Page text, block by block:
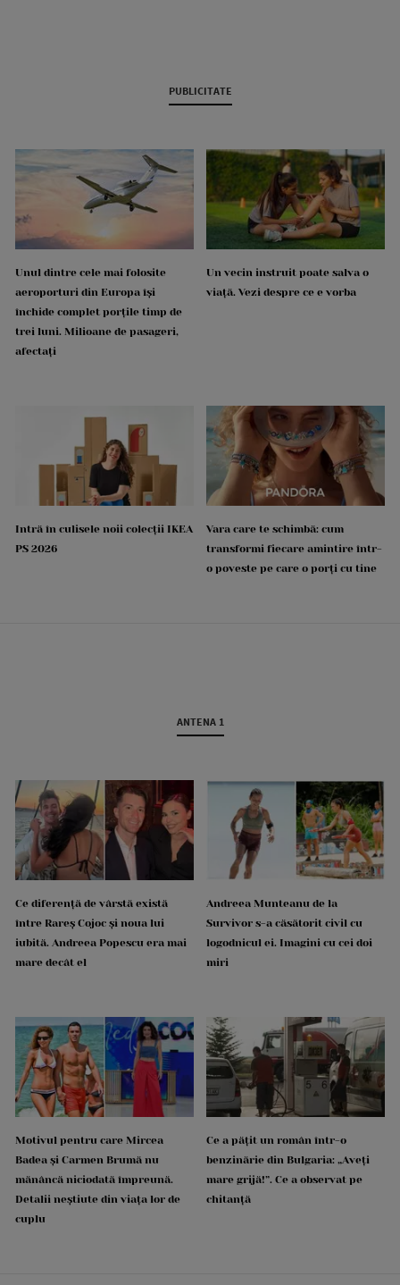
PUBLICITATE
Unul dintre cele mai folosite
aeroporturi din Europa își
închide complet porțile timp de
trei luni. Milioane de pasageri,
afectați
Un vecin instruit poate salva o
viață. Vezi despre ce e vorba
Intră în culisele noii colecții IKEA
PS 2026
Vara care te schimbă: cum
transformi fiecare amintire într-
o poveste pe care o porți cu tine
ANTENA 1
Ce diferență de vârstă există
între Rareș Cojoc și noua lui
iubită. Andreea Popescu era mai
mare decât el
Andreea Munteanu de la
Survivor s-a căsătorit civil cu
logodnicul ei. Imagini cu cei doi
miri
Motivul pentru care Mircea
Badea și Carmen Brumă nu
mănâncă niciodată împreună.
Detalii neștiute din viața lor de
cuplu
Ce a pățit un român într-o
benzinărie din Bulgaria: „Aveți
mare grijă!”. Ce a observat pe
chitanță